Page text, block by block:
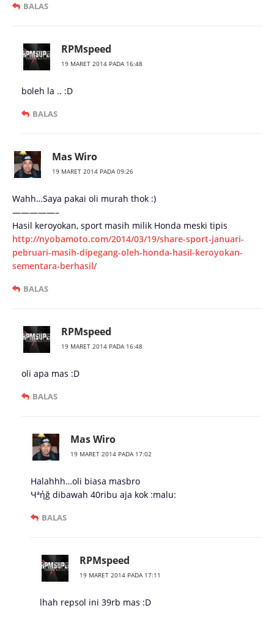
BALAS
RPMspeed
19 MARET 2014 PADA 16:48
boleh la .. :D
BALAS
Mas Wiro
19 MARET 2014 PADA 09:26
Wahh…Saya pakai oli murah thok :)
—————–
Hasil keroyokan, sport masih milik Honda meski tipis
http://nyobamoto.com/2014/03/19/share-sport-januari-
pebruari-masih-dipegang-oleh-honda-hasil-keroyokan-
sementara-berhasil/
BALAS
RPMspeed
19 MARET 2014 PADA 16:48
oli apa mas :D
BALAS
Mas Wiro
19 MARET 2014 PADA 17:02
Halahhh…oli biasa masbro
Чªήğ dibawah 40ribu aja kok :malu:
BALAS
RPMspeed
19 MARET 2014 PADA 17:11
lhah repsol ini 39rb mas :D